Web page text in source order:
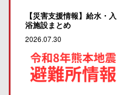
【災害支援情報】給水・入
浴施設まとめ
2026.07.30